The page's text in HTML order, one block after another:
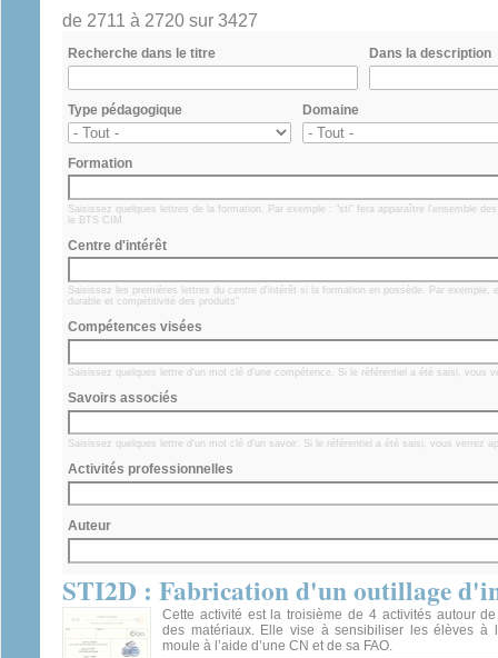
de 2711 à 2720 sur 3427
Recherche dans le titre Dans la description
Type pédagogique Domaine
Formation
Saisissez quelques lettres de la formation. Par exemple : "sti" fera apparaître l'ensemble
le BTS CIM
Centre d'intérêt
Saisissez les premières lettres du centre d'intérêt si la formation en possède. Par exemple,
durable et compétitivité des produits"
Compétences visées
Saisissez quelques lettre d'un mot clé d'une compétence. Si le référentiel a été saisi, vous
Savoirs associés
Saisissez quelques lettre d'un mot clé d'un savoir. Si le référentiel a été saisi, vous verrez
Activités professionnelles
Auteur
STI2D : Fabrication d'un outillage
Cette activité est la troisième de 4 activités autour
des matériaux. Elle vise à sensibiliser les élèves à
moule à l’aide d’une CN et de sa FAO.